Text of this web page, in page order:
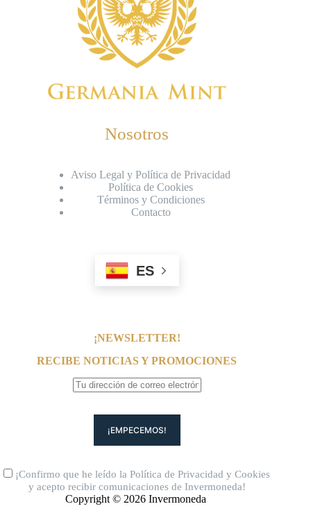
Nosotros
Aviso Legal y Política de Privacidad
Política de Cookies
Términos y Condiciones
Contacto
ES
¡NEWSLETTER!
RECIBE NOTICIAS Y PROMOCIONES
¡Confirmo que he leído laPolítica de Privacidad yCookies
y acepto recibir comunicaciones de Invermoneda!
Copyright © 2026 Invermoneda